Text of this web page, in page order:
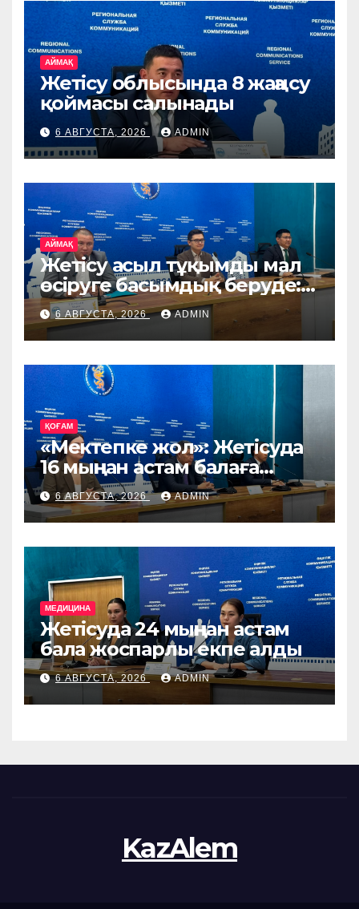
АЙМАҚ
Жетісу облысында 8 жаңа су
қоймасы салынады
6 АВГУСТА, 2026 ADMIN
АЙМАҚ
Жетісу асыл тұқымды мал
өсіруге басымдық беруде:
өңірге Ирландия, Дания
және Германиядан асыл
тұқымды жануарлар
жеткізіледі
6 АВГУСТА, 2026 ADMIN
ҚОҒАМ
«Мектепке жол»: Жетісуда
16 мыңнан астам балаға
көмек көрсетіледі
6 АВГУСТА, 2026 ADMIN
МЕДИЦИНА
Жетісуда 24 мыңнан астам
бала жоспарлы екпе алды
6 АВГУСТА, 2026 ADMIN
KazAlem